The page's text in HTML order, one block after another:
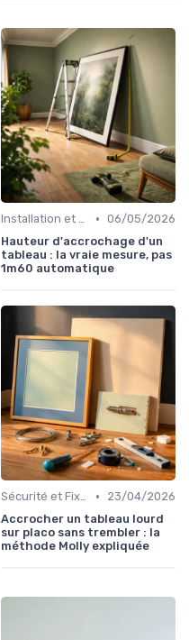
Installation et Entretien • 06/05/2026
Hauteur d'accrochage d'un
tableau : la vraie mesure, pas
1m60 automatique
Sécurité et Fixations •
23/04/2026
Accrocher un tableau lourd
sur placo sans trembler : la
méthode Molly expliquée